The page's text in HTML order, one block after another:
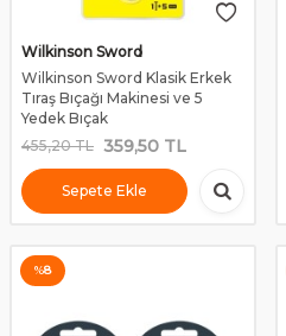
Wilkinson Sword
Wilkinson Sword Klasik Erkek
Tıraş Bıçağı Makinesi ve 5
Yedek Bıçak
455,20TL 359,50 TL
Sepete Ekle
%8